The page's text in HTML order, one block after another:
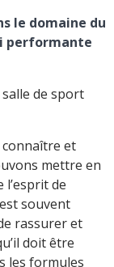
le domaine du
performante
salle de sport
et
mettre en
l’esprit de
souvent
rassurer et
doit être
les formules